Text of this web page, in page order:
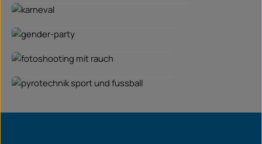
Pyrotechnik für Karneval und Party
Pyrotechnik für Gender-Reveals
Pyrotechnik für Gender-Reveals
Pyrotechnik für Fotoshootings
Pyrotechnik für Fotoshootings
Pyrotechnik für Sport & Fußball
Pyrotechnik für Sport & Fußball